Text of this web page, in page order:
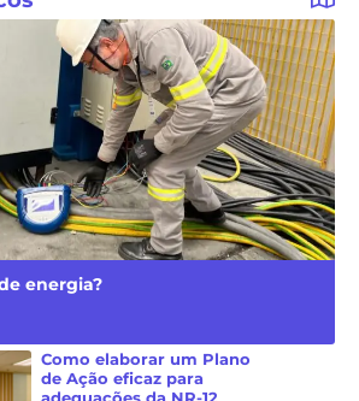
energia?
Como elaborar um Plano
de Ação eficaz para